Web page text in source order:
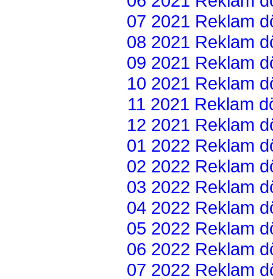
07 2021 Reklam
08 2021 Reklam
09 2021 Reklam
10 2021 Reklam
11 2021 Reklam
12 2021 Reklam
01 2022 Reklam
02 2022 Reklam
03 2022 Reklam
04 2022 Reklam
05 2022 Reklam
06 2022 Reklam
07 2022 Reklam